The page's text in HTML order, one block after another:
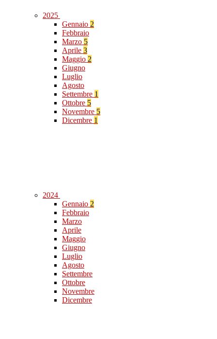
2025
Gennaio 2
Febbraio
Marzo 5
Aprile 3
Maggio 2
Giugno
Luglio
Agosto
Settembre 1
Ottobre 5
Novembre 5
Dicembre 1
2024
Gennaio 2
Febbraio
Marzo
Aprile
Maggio
Giugno
Luglio
Agosto
Settembre
Ottobre
Novembre
Dicembre